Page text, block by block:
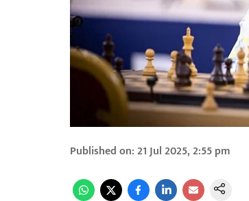
Published on:21 Jul 2025, 2:55 pm